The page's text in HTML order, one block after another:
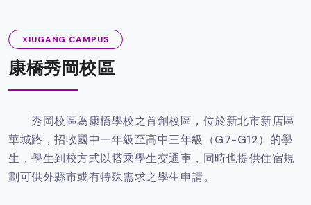
XIUGANG CAMPUS
康橋秀岡校區
秀岡校區為康橋學校之首創校區，位於新北市新店區
華城路，招收國中一年級至高中三年級（G7-G12）的學
生，學生到校方式以搭乘學生交通車，同時也提供住宿規
劃可供外縣市或有特殊需求之學生申請。